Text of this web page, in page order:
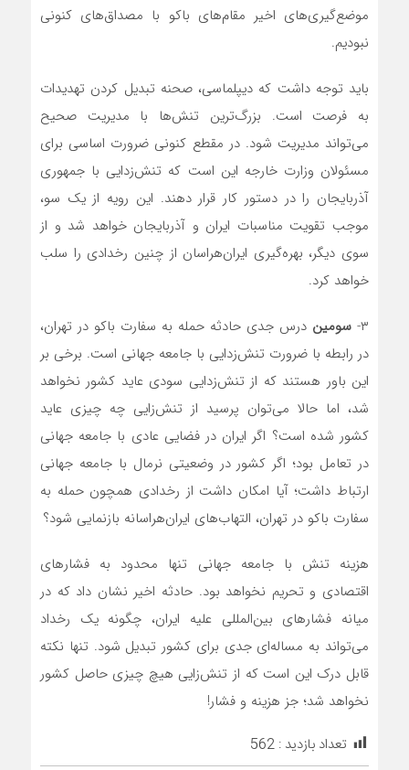
موضع‌گیری‌های اخیر مقام‌های باکو با مصداق‌های کنونی
نبودیم.
باید توجه داشت که دیپلماسی، صحنه تبدیل کردن تهدیدات
به فرصت است. بزرگ‌ترین تنش‌ها با مدیریت صحیح
می‌تواند مدیریت شود. در مقطع کنونی ضرورت اساسی برای
مسئولان وزارت خارجه این است که تنش‌زدایی با جمهوری
آذربایجان را در دستور کار قرار دهند. این رویه از یک سو،
موجب تقویت مناسبات ایران و آذربایجان خواهد شد و از
سوی دیگر، بهره‌گیری ایران‌هراسان از چنین رخدادی را سلب
خواهد کرد.
۳- سومین درس جدی حادثه حمله به سفارت باکو در تهران،
در رابطه با ضرورت تنش‌زدایی با جامعه جهانی است. برخی بر
این باور هستند که از تنش‌زدایی سودی عاید کشور نخواهد
شد، اما حالا می‌توان پرسید از تنش‌زایی چه چیزی عاید
کشور شده است؟ اگر ایران در فضایی عادی با جامعه جهانی
در تعامل بود؛ اگر کشور در وضعیتی نرمال با جامعه جهانی
ارتباط داشت؛ آیا امکان داشت از رخدادی همچون حمله به
سفارت باکو در تهران، التهاب‌های ایران‌هراسانه‌ بازنمایی شود؟
هزینه تنش با جامعه جهانی تنها محدود به فشار‌های
اقتصادی و تحریم نخواهد بود. حادثه اخیر نشان داد که در
میانه فشار‌های بین‌المللی علیه ایران، چگونه یک رخداد
می‌تواند به مساله‌ای جدی برای کشور تبدیل شود. تنها نکته
قابل درک این است که از تنش‌زایی هیچ چیزی حاصل کشور
نخواهد شد؛ جز هزینه و فشار!
تعداد بازدید : 562